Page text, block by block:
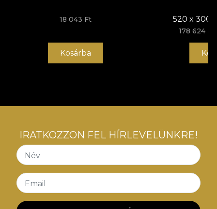
megfelel a legmagasabb minőségi szabványoknak.
18 043 Ft
Kosárba
520 x 300
178 624 Ft
IRATKOZZON FEL HÍRLEVELÜNKRE!
Név
Email